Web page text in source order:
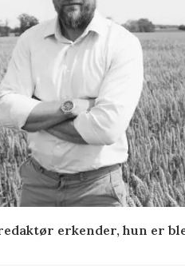
erkender, hun er